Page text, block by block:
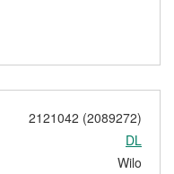
2121042 (2089272)
DL
Wilo